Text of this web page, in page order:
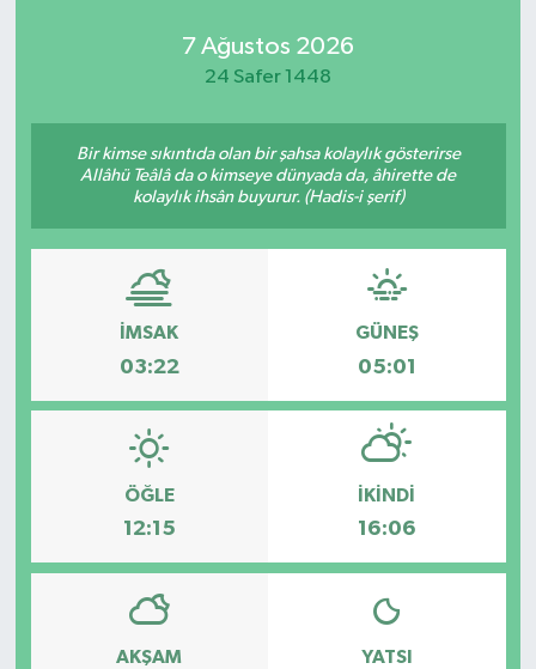
7 Ağustos 2026
24 Safer 1448
Bir kimse sıkıntıda olan bir şahsa kolaylık gösterirse
Allâhü Teâlâ da o kimseye dünyada da, âhirette de
kolaylık ihsân buyurur. (Hadis-i şerif)
İMSAK
03:22
GÜNEŞ
05:01
ÖĞLE
12:15
İKINDI
16:06
AKŞAM YATSI